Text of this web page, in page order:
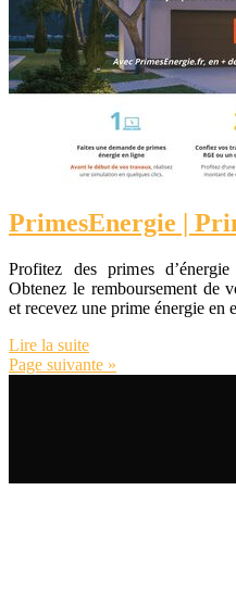
Pri­mesEner­gie |
Profitez des primes
Obtenez le remboursement de
et recevez une prime énergie en
Lire la suite
Page suivante »